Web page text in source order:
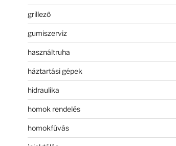
grillező
gumiszerviz
használtruha
háztartási gépek
hidraulika
homok rendelés
homokfúvás